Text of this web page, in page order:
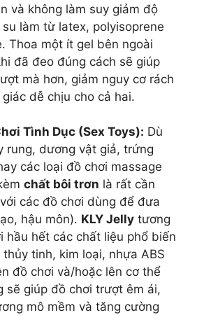
và không làm suy giảm độ
làm từ latex, polyisoprene
Thoa một ít gel bên ngoài
đã đeo đúng cách sẽ giúp
mà hơn, giảm nguy cơ rách
dễ chịu cho cả hai.
Tình Dục (Sex Toys): Dù
rung, dương vật giả, trứng
các loại đồ chơi massage
chất bôi trơn là rất cần
các đồ chơi dùng để đưa
hậu môn). KLY Jelly tương
hầu hết các chất liệu phổ biến
tinh, kim loại, nhựa ABS
đồ chơi và/hoặc lên cơ thể
sẽ giúp đồ chơi trượt êm ái,
mô mềm và tăng cường